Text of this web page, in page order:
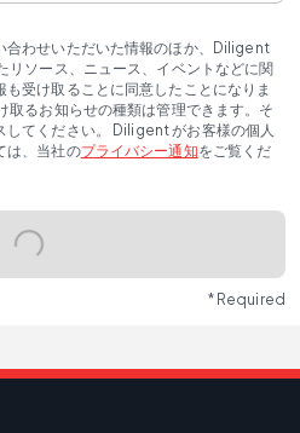
合わせいただいた情報のほか、Diligent
リソース、ニュース、イベントなどに関
受け取ることに同意したことになりま
取るお知らせの種類は管理できます。そ
してください。 Diligent がお客様の個人
は、当社のプライバシー通知をご覧くだ
* Required